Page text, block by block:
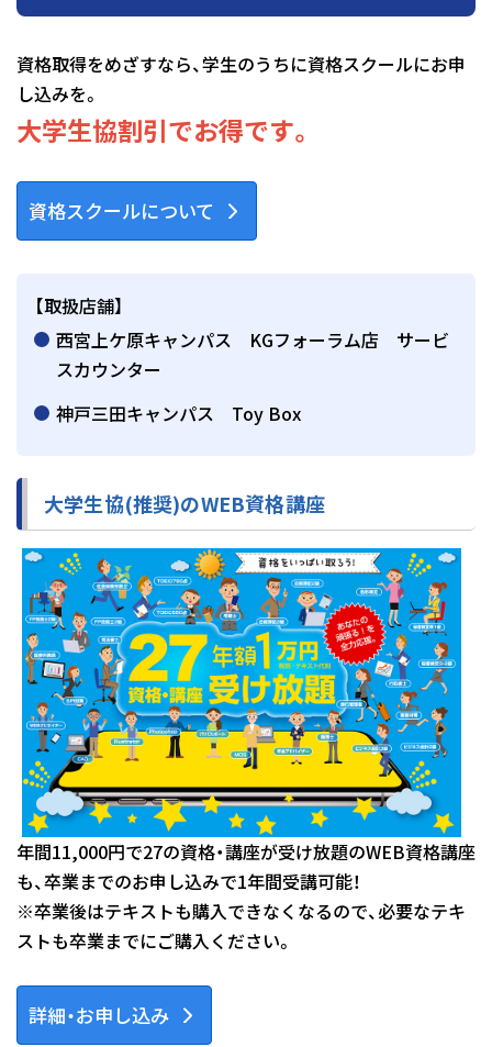
資格取得をめざすなら、学生のうちに資格スクールにお申
し込みを。
大学生協割引でお得です。
資格スクールについて
【取扱店舗】
西宮上ケ原キャンパス KGフォーラム店 サービ
スカウンター
神戸三田キャンパス Toy Box
大学生協(推奨)のWEB資格講座
年間11,000円で27の資格・講座が受け放題のWEB資格講座
も、卒業までのお申し込みで1年間受講可能！
※卒業後はテキストも購入できなくなるので、必要なテキ
ストも卒業までにご購入ください。
詳細・お申し込み